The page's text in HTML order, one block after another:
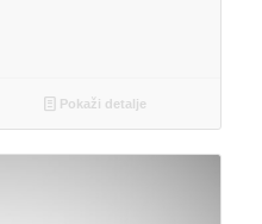
Pokaži detalje